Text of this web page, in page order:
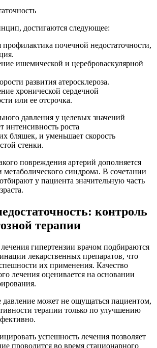
достигаются следующее:
почечной недостаточности,
ишемической и цереброваскулярной
развития атеросклероза.
хронической сердечной
или ее отсрочка.
давления у целевых значений
интенсивность роста
бляшек, и уменьшает скорость
стенки.
повреждения артерий дополняется
метаболического синдрома. В сочетании
у пациента значительную часть
контроль
терапии
гипертензии врачом подбираются
лекарственных препаратов, что
их применения. Качество
лечения оценивается на основании
давление может не ощущаться пациентом,
терапии только по улучшению
успешность лечения позволяет
проводится во время стационарного